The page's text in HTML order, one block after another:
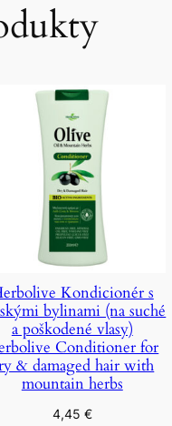
Kondicionér s
bylinami (na suché
a poškodené vlasy)
Conditioner for
& damaged hair with
mountain herbs
4,45 €